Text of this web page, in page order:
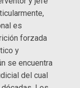
es
forzada
y
se encuentra
del cual